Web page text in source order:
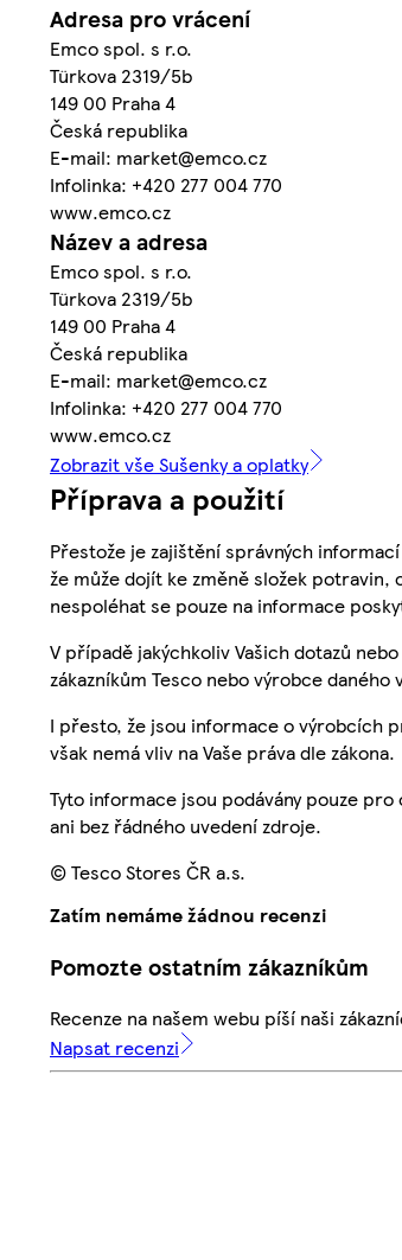
Adresa pro vrácení
Emco spol. s r.o.
Türkova 2319/5b
149 00 Praha 4
Česká republika
E-mail: market@emco.cz
Infolinka: +420 277 004 770
www.emco.cz
Název a adresa
Emco spol. s r.o.
Türkova 2319/5b
149 00 Praha 4
Česká republika
E-mail: market@emco.cz
Infolinka: +420 277 004 770
www.emco.cz
Zobrazit vše Sušenky a oplatky
Příprava a použití
Přestože je zajištění správných
že může dojít ke změně složek
nespoléhat se pouze na informace
V případě jakýchkoliv Vašich dotazů
zákazníkům Tesco nebo výrobce
I přesto, že jsou informace o výrobcích
však nemá vliv na Vaše práva dle zákona.
Tyto informace jsou podávány pouze
ani bez řádného uvedení zdroje.
© Tesco Stores ČR a.s.
Zatím nemáme žádnou recenzi
Pomozte ostatním zákazníkům
Recenze na našem webu píší naši
Napsat recenzi